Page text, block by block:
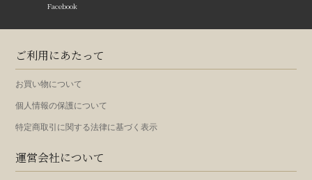
Facebook
ご利用にあたって
お買い物について
個人情報の保護について
特定商取引に関する法律に基づく表示
運営会社について